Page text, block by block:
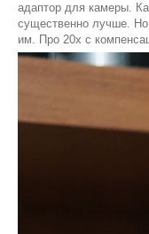
адаптор для камеры.
существенно лучше.
им. Про 20x с